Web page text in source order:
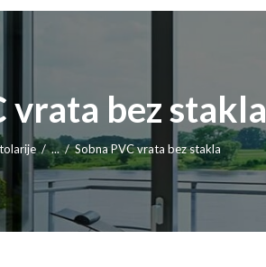
vrata bez stakla
... Sobna PVC vrata bez stakla